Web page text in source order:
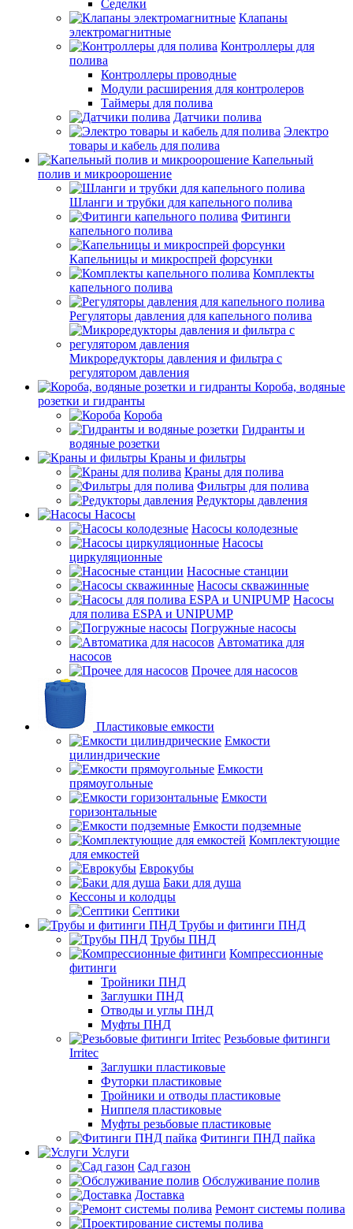
Седелки
Клапаны
электромагнитные
Контроллеры для
полива
Контроллеры проводные
Модули расширения для контролеров
Таймеры для полива
Датчики полива
Электро
товары и кабель для полива
Капельный
полив и микроорошение
Шланги и трубки для капельного полива
Фитинги
капельного полива
Капельницы и микроспрей форсунки
Комплекты
капельного полива
Регуляторы давления для капельного полива
Микроредукторы давления и фильтра с
регулятором давления
Короба, водяные
розетки и гидранты
Короба
Гидранты и
водяные розетки
Краны и фильтры
Краны для полива
Фильтры для полива
Редукторы давления
Насосы
Насосы колодезные
Насосы
циркуляционные
Насосные станции
Насосы скважинные
Насосы
для полива ESPA и UNIPUMP
Погружные насосы
Автоматика для
насосов
Прочее для насосов
Пластиковые емкости
Емкости
цилиндрические
Емкости
прямоугольные
Емкости
горизонтальные
Емкости подземные
Комплектующие
для емкостей
Еврокубы
Баки для душа
Кессоны и колодцы
Септики
Трубы и фитинги ПНД
Трубы ПНД
Компрессионные
фитинги
Тройники ПНД
Заглушки ПНД
Отводы и углы ПНД
Муфты ПНД
Резьбовые фитинги
Irritec
Заглушки пластиковые
Футорки пластиковые
Тройники и отводы пластиковые
Ниппеля пластиковые
Муфты резьбовые пластиковые
Фитинги ПНД пайка
Услуги
Сад газон
Обслуживание полив
Доставка
Ремонт системы полива